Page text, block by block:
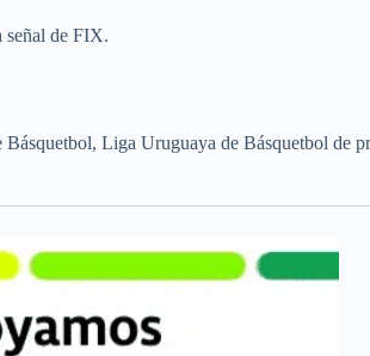
señal de FIX.
Liga Uruguaya de Básquetbol de